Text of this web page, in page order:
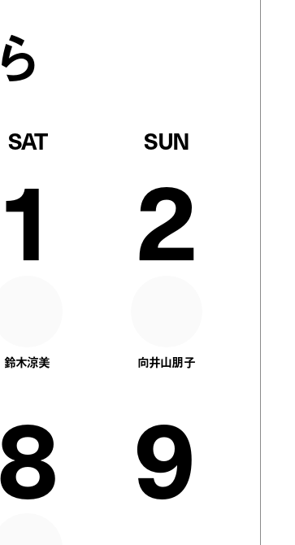
SAT SUN
1
鈴木涼美
2
向井山朋子
8 9